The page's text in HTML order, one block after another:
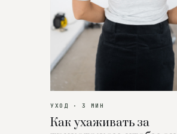
УХОД · 3 МИН
Как ухаживать за